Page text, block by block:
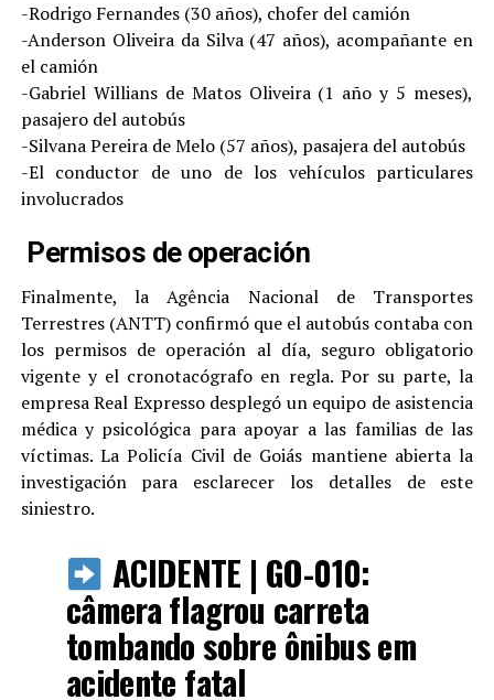
-Rodrigo Fernandes (30 años), chofer del camión
-Anderson Oliveira da Silva (47 años), acompañante en
el camión
-Gabriel Willians de Matos Oliveira (1 año y 5 meses),
pasajero del autobús
-Silvana Pereira de Melo (57 años), pasajera del autobús
-El conductor de uno de los vehículos particulares
involucrados
Permisos de operación
Finalmente, la Agência Nacional de Transportes
Terrestres (ANTT) confirmó que el autobús contaba con
los permisos de operación al día, seguro obligatorio
vigente y el cronotacógrafo en regla. Por su parte, la
empresa Real Expresso desplegó un equipo de asistencia
médica y psicológica para apoyar a las familias de las
víctimas. La Policía Civil de Goiás mantiene abierta la
investigación para esclarecer los detalles de este
siniestro.
ACIDENTE | GO-010:
câmera flagrou carreta
tombando sobre ônibus em
acidente fatal